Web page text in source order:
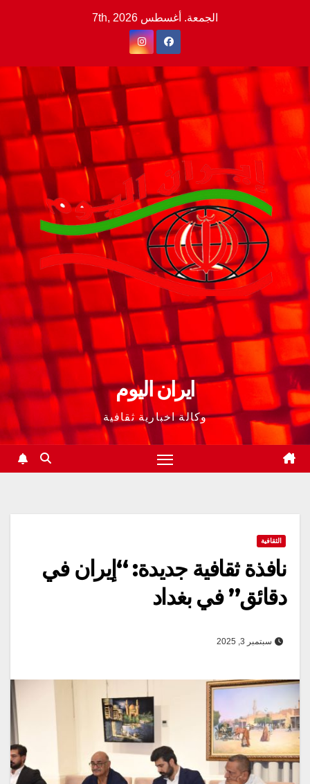
الجمعة. أغسطس 7th, 2026
ايران اليوم
وكالة اخبارية ثقافية
الثقافية
نافذة ثقافية جديدة: “إيران في
دقائق” في بغداد
سبتمبر 3, 2025